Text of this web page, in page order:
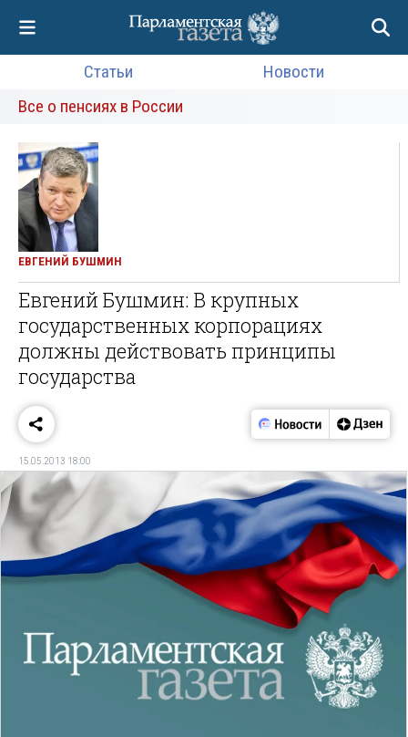
Статьи
Новости
Все о пенсиях в России
ЕВГЕНИЙ БУШМИН
Евгений Бушмин: В крупных
государственных корпорациях
должны действовать принципы
государства
15.05.2013 18:00